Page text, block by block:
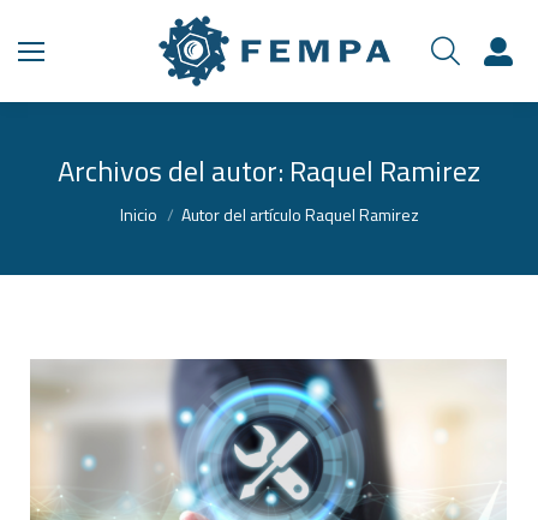
Archivos del autor: Raquel Ramirez
Estás aquí:
Inicio Autor del artículo Raquel Ramirez